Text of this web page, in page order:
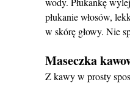
płukanie włosów,
w skórę głowy. Nie
Maseczka
Z kawy w prosty